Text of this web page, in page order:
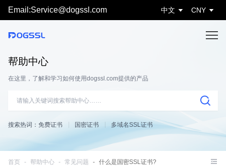
Email:Service@dogssl.com 中文 CNY
帮助中心
在这里，了解和学习如何使用dogssl.com提供的产品
搜索热词： 免费证书 国密证书 多域名SSL证书
首页 帮助中心 常见问题 什么是国密SSL证书?